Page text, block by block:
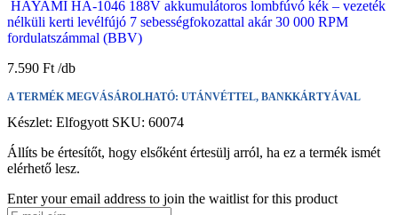
HAYAMI HA-1046 188V akkumulátoros lombfúvó kék – vezeték
nélküli kerti levélfújó 7 sebességfokozattal akár 30 000 RPM
fordulatszámmal (BBV)
7.590 Ft
A TERMÉK MEGVÁSÁROLHATÓ: UTÁNVÉTTEL, BANKKÁRTYÁVAL
Készlet: Elfogyott SKU: 60074
Állíts be értesítőt, hogy elsőként értesülj arról, ha ez a termék ismét
elérhető lesz.
Enter your email address to join the waitlist for this product